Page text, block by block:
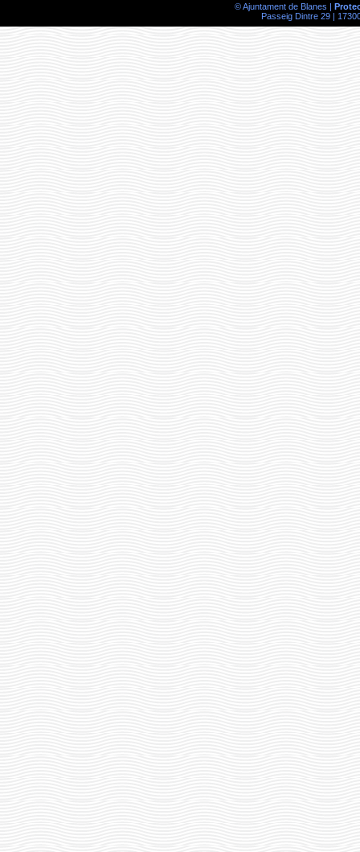
© Ajuntament de Blanes |
Passeig Dintre 29 |